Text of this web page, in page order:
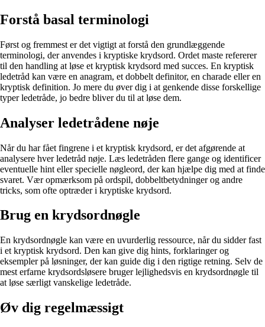
Forstå basal terminologi
Først og fremmest er det vigtigt at forstå den grundlæggende
terminologi, der anvendes i kryptiske krydsord. Ordet maste refererer
til den handling at løse et kryptisk krydsord med succes. En kryptisk
ledetråd kan være en anagram, et dobbelt definitor, en charade eller en
kryptisk definition. Jo mere du øver dig i at genkende disse forskellige
typer ledetråde, jo bedre bliver du til at løse dem.
Analyser ledetrådene nøje
Når du har fået fingrene i et kryptisk krydsord, er det afgørende at
analysere hver ledetråd nøje. Læs ledetråden flere gange og identificer
eventuelle hint eller specielle nøgleord, der kan hjælpe dig med at finde
svaret. Vær opmærksom på ordspil, dobbeltbetydninger og andre
tricks, som ofte optræder i kryptiske krydsord.
Brug en krydsordnøgle
En krydsordnøgle kan være en uvurderlig ressource, når du sidder fast
i et kryptisk krydsord. Den kan give dig hints, forklaringer og
eksempler på løsninger, der kan guide dig i den rigtige retning. Selv de
mest erfarne krydsordsløsere bruger lejlighedsvis en krydsordnøgle til
at løse særligt vanskelige ledetråde.
Øv dig regelmæssigt